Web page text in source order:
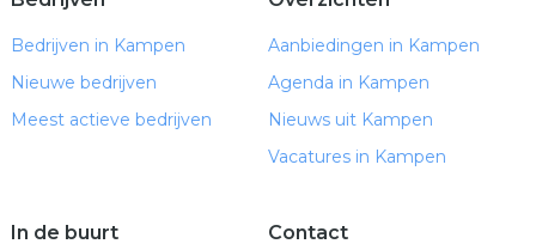
Bedrijven in Kampen
Nieuwe bedrijven
Meest actieve bedrijven
Aanbiedingen in Kampen
Agenda in Kampen
Nieuws uit Kampen
Vacatures in Kampen
In de buurt Contact